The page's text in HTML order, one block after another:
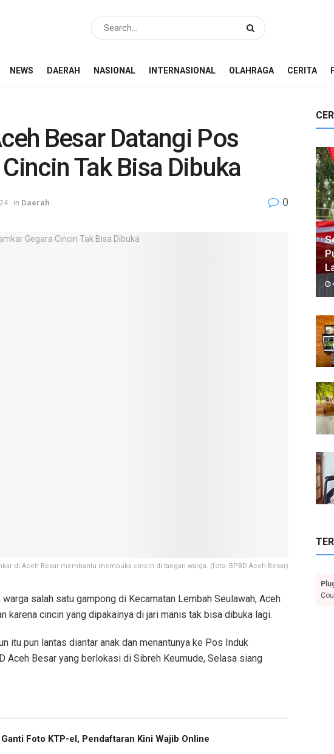
NEWS DAERAH NASIONAL INTERNASIONAL OLAHRAGA CERITA
Besar Datangi Pos
Tak Bisa Dibuka
in Daerah 0
di Aceh Besar membantu membuka cincin di tangan warga. (foto: BPBD Aceh Besar)
warga salah satu gampong di Kecamatan Lembah Seulawah, Aceh
karena cincin yang dipakainya di jari manis tak bisa dibuka lagi.
itu pun lantas diantar anak dan menantunya ke Pos Induk
Aceh Besar yang berlokasi di Sibreh Keumude, Selasa siang
Foto KTP-el, Pendaftaran Kini Wajib Online